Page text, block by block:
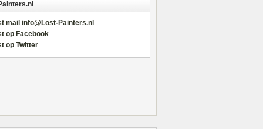
mail info@Lost-Painters.nl
op Facebook
op Twitter